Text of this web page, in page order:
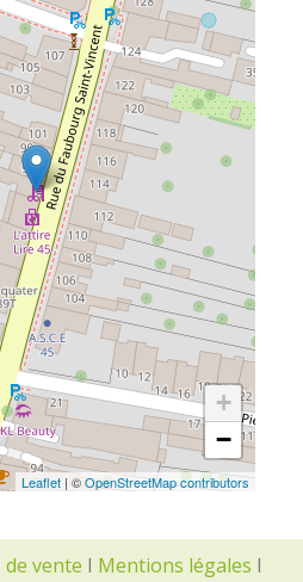
+
−
Leaflet | ©OpenStreetMap contributors
vente I Mentions légales I